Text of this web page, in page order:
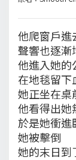
他爬窗戶進
聲響也逐漸
他進入她的
在地毯留下
她正坐在桌
他看得出她
於是她衝進
她被擊倒
她的末日到